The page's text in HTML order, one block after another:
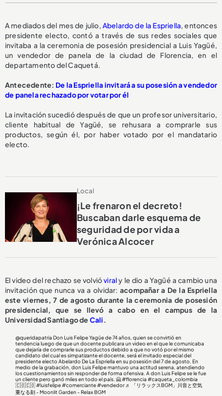
A mediados del mes de julio, Abelardo de la Espriella, entonces
presidente electo, contó a través de sus redes sociales que
invitaba a la ceremonia de posesión presidencial a Luis Yagüé,
un vendedor de panela de la ciudad de Florencia, en el
departamento del Caquetá.
Antecedente: De la Espriella invitará a su posesión a vendedor
de panela rechazado por votar por él
La invitación sucedió después de que un profesor universitario,
cliente habitual de Yagüé, se rehusara a comprarle sus
productos, según él, por haber votado por el mandatario
electo.
Local
¡Le frenaron el decreto!
Buscaban darle esquema de
seguridad de por vida a
Verónica Alcocer
El video del rechazo se volvióviraly le dio a Yagüé a cambio una
invitación que nunca va a olvidar: acompañar a De la Espriella
este viernes, 7 de agosto durante la ceremonia de posesión
presidencial, que se llevó a cabo en el campus de la
Universidad Santiago de Cali.
@queridapatria Don Luis Felipe Yagüe de 74 años, quien se convirtió en
tendencia luego de que un docente publicara un video en el que le comunicaba
que dejaría de comprarle sus productos debido a que no votó por el mismo
candidato del cual es simpatizante el docente, será el invitado especial del
presidente electo Abelardo De La Espriella en su posesión del 7 de agosto. En
medio de la grabación, don Luis Felipe mantuvo una actitud serena, atendiendo
los cuestionamientos sin responder de forma ofensiva. A don Luis Felipe se le fue
un cliente pero ganó miles en todo el país. 🤗#florencia #caqueta_colombia
🇨🇴🇨🇴 #luisfelipe #comerciante #vendedor ♬ 「リラックスBGM」川音と空気
重なる刻 - Moonlit Garden - Relax BGM